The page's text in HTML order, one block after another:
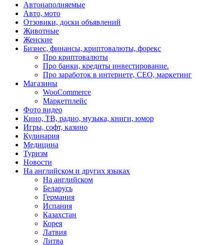
Автонаполняемые
Авто, мото
Отзовики, доски объявлений
Животные
Женские
Бизнес, финансы, криптовалюты, форекс
Про криптовалюты
Про банки, кредиты инвестирование.
Про заработок в интернете, СЕО, маркетинг
Магазины
WooCommerce
Маркетплейс
Фото видео
Кино, ТВ, радио, музыка, книги, юмор
Игры, софт, казино
Кулинария
Медицина
Туризм
Новости
На английском и других языках
На английском
Беларусь
Германия
Испания
Казахстан
Корея
Латвия
Литва